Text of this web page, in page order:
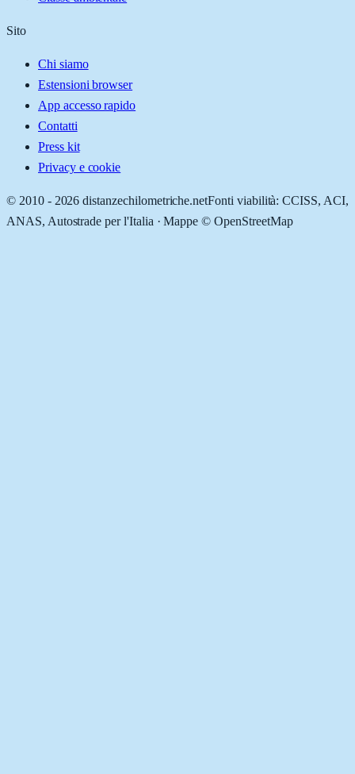
Sito
Chi siamo
Estensioni browser
App accesso rapido
Contatti
Press kit
Privacy e cookie
© 2010 - 2026 distanzechilometriche.netFonti viabilità: CCISS, ACI,
ANAS, Autostrade per l'Italia · Mappe © OpenStreetMap